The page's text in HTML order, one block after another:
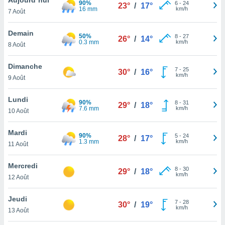
et
»,
au
vous
qu'ils
ou
le
ainsi
un
la
du
7 Août
90%
16 mm
23° / 17° 6- 24
km/h
Demain
8 Août
50%
0.3 mm
26° / 14° 8- 27
km/h
Dimanche
9 Août
30° / 16° 7- 25
km/h
Lundi
10 Août
90%
7.6 mm
29° / 18° 8- 31
km/h
Mardi
11 Août
90%
1.3 mm
28° / 17° 5- 24
km/h
Mercredi
12 Août
29° / 18° 8- 30
km/h
Jeudi
13 Août
30° / 19° 7- 28
km/h